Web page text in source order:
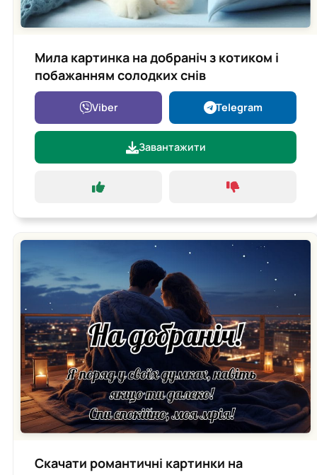
Мила картинка на добраніч з котиком і
побажанням солодких снів
Viber Telegram
Завантажити
Скачати романтичні картинки на